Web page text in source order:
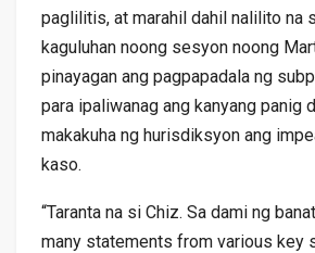
paglilitis, at marahil dahil nalilito na
kaguluhan noong sesyon noong
pinayagan ang pagpapadala ng
para ipaliwanag ang kanyang panig
makakuha ng hurisdiksyon ang
kaso.
“Taranta na si Chiz. Sa dami ng
many statements from various key